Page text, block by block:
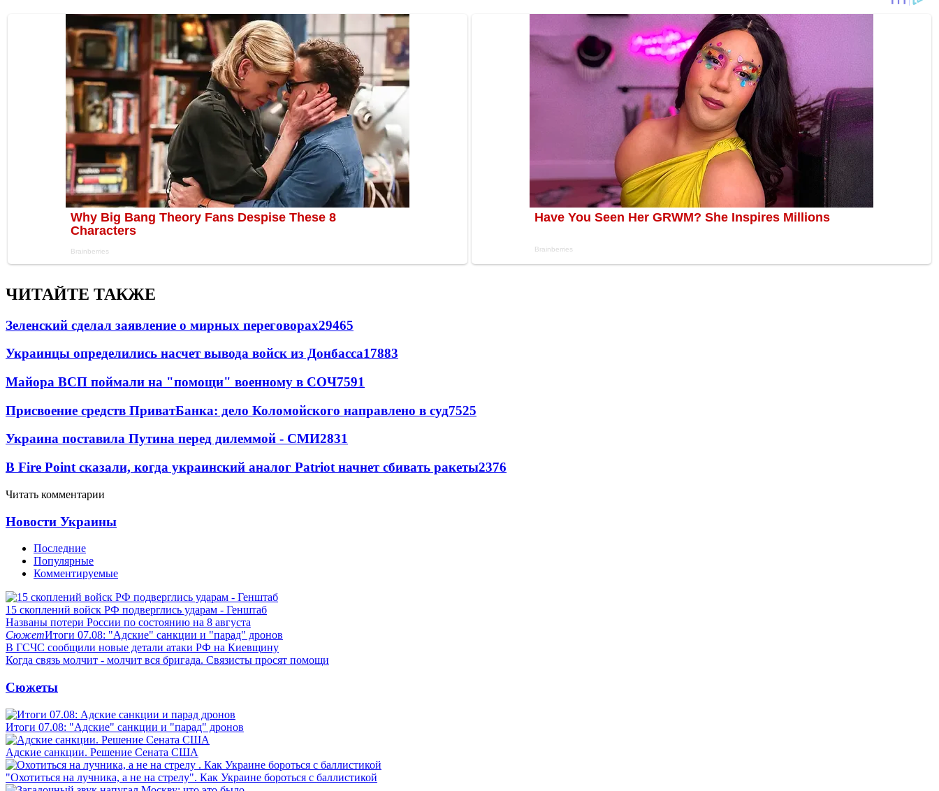
ЧИТАЙТЕ ТАКЖЕ
Зеленский сделал заявление о мирных переговорах29465
Украинцы определились насчет вывода войск из Донбасса17883
Майора ВСП поймали на "помощи" военному в СОЧ7591
Присвоение средств ПриватБанка: дело Коломойского направлено в суд7525
Украина поставила Путина перед дилеммой - СМИ2831
В Fire Point сказали, когда украинский аналог Patriot начнет сбивать ракеты2376
Читать комментарии
Новости Украины
Последние
Популярные
Комментируемые
15 скоплений войск РФ подверглись ударам - Генштаб
Названы потери России по состоянию на 8 августа
СюжетИтоги 07.08: "Адские" санкции и "парад" дронов
В ГСЧС сообщили новые детали атаки РФ на Киевщину
Когда связь молчит - молчит вся бригада. Связисты просят помощи
Сюжеты
Итоги 07.08: "Адские" санкции и "парад" дронов
Адские санкции. Решение Сената США
"Охотиться на лучника, а не на стрелу". Как Украине бороться с баллистикой